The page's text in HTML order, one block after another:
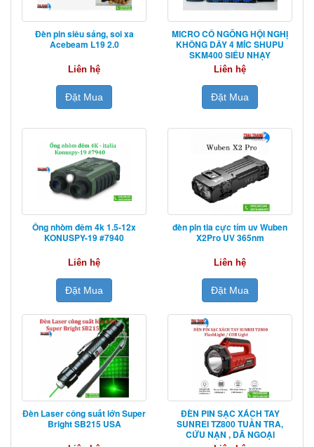
Đèn pin siêu sáng, soi xa
Acebeam L19 2.0
Liên hệ
Đặt Mua
MICRO CỔ NGỖNG HỘI NGHỊ
KHÔNG DÂY 4 MÍC SHUPU
SKM400 SIÊU NHẠY
Liên hệ
Đặt Mua
Ống nhòm đêm 4k 1.5-12x
KONUSPY-19 #7940
Liên hệ
Đặt Mua
đèn pin tia cực tím uv Wuben
X2Pro UV 365nm
Liên hệ
Đặt Mua
Đèn Laser công suất lớn Super
Bright SB215 USA
ĐÈN PIN SẠC XÁCH TAY
SUNREI TZ800 TUẦN TRA,
CỨU NẠN , DÃ NGOẠI